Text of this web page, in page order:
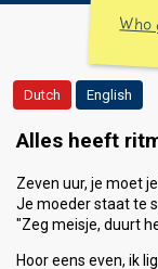
Dutch English
Alles heeft
Zeven uur, je moet
Je moeder staat te
"Zeg meisje, duurt
Hoor eens even, ik